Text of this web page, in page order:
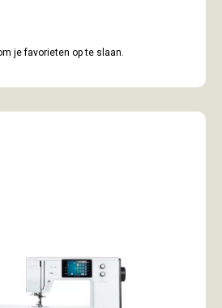
je favorieten op te slaan.